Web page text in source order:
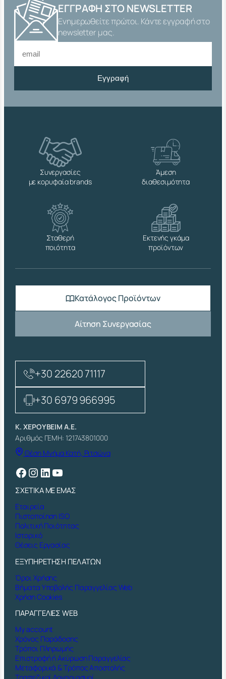
Ο
Χ
Α
Ι
S
3
0
C
R
η
ΕΓΓΡΑΦΉ ΣΤΟ NEWSLETTER
Ενημερωθείτε πρώτοι. Κάντε εγγραφή στο
newsletter μας.
Εγγραφή
Συνεργασίες
με κορυφαία brands
Άμεση
διαθεσιμότητα
Σταθερή
ποιότητα
Εκτενής γκάμα
προϊόντων
Κατάλογος Προϊόντων
Αίτηση Συνεργασίας
+30 22620 71117
+30 6979 966995
Κ. ΧΕΡΟΥΒΕΙΜ Α.Ε.
Αριθμός ΓΕΜΗ: 121743801000
Θέση Μνήμα Κατή, Ριτσώνα
Facebook Instagram Linkedin YouTube
ΣΧΕΤΙΚΑ ΜΕ ΕΜΑΣ
Εταιρεία
Πιστοποίηση ISO
Πολιτική Ποιότητας
Ιστορικό
Θέσεις Εργασίας
ΕΞΥΠΗΡΕΤΗΣΗ ΠΕΛΑΤΩΝ
Όροι Χρήσης
Βήματα Υποβολής Παραγγελίας Web
Χρήση Cookies
ΠΑΡΑΓΓΕΛΙΕΣ WEB
My account
Χρόνος Παράδοσης
Τρόποι Πληρωμής
Επιστροφή ή Ακύρωση Παραγγελίας
Μεταφορικά & Τρόπος Αποστολής